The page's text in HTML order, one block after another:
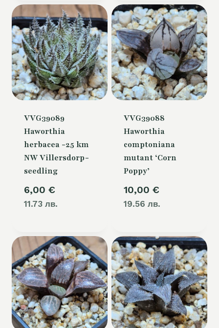
ü
n
g
l
i
c
h
e
r
P
r
a
r
:
3
0
,
u
e
l
l
e
r
P
e
i
s
2
7
,
0
0
VVG39089
Haworthia
herbacea -25 km
NW Villersdorp-
seedling
6,00 €
11.73 лв.
VVG39088
Haworthia
comptoniana
mutant ‘Corn
Poppy’
10,00 €
19.56 лв.